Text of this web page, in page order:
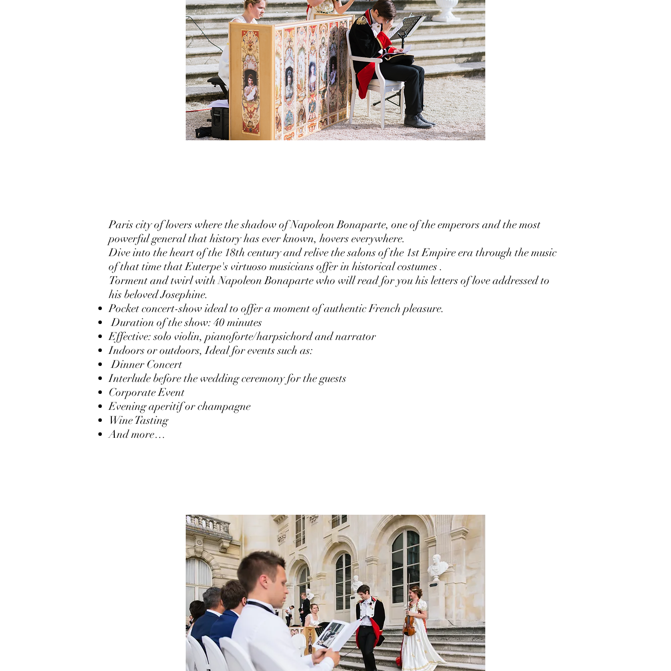
Paris city of lovers where the shadow of Napoleon Bonaparte, one of the emperors and the most
powerful general that history has ever known, hovers everywhere.
Dive into the heart of the 18th century and relive the salons of the 1st Empire era through the music
of that time that Euterpe's virtuoso musicians offer in historical costumes .
Torment and twirl with Napoleon Bonaparte who will read for you his letters of love addressed to
his beloved Josephine.
Pocket concert-show ideal to offer a moment of authentic French pleasure.
Duration of the show: 40 minutes
Effective: solo violin, pianoforte/harpsichord and narrator
Indoors or outdoors, Ideal for events such as:
Dinner Concert
Interlude before the wedding ceremony for the guests
Corporate Event
Evening aperitif or champagne
Wine Tasting
And more…